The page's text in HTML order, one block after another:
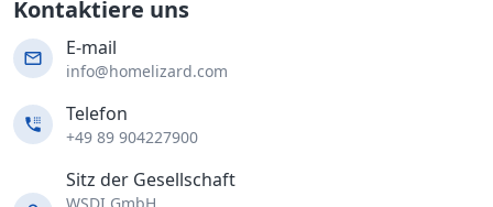
Kontaktiere uns
E-mail
info@homelizard.com
Telefon
+49 89 904227900
Sitz der Gesellschaft